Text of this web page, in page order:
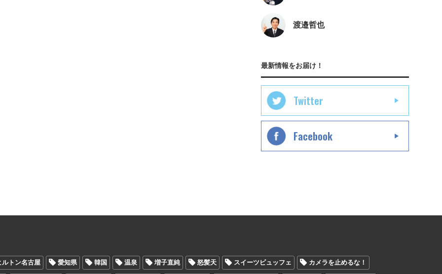
渡邉哲也
最新情報をお届け！
Twitter
Facebook
ルトン名古屋 愛知県 韓国 温泉 増子直純 怒髪天 スイーツビュッフェ カメラを止めるな！